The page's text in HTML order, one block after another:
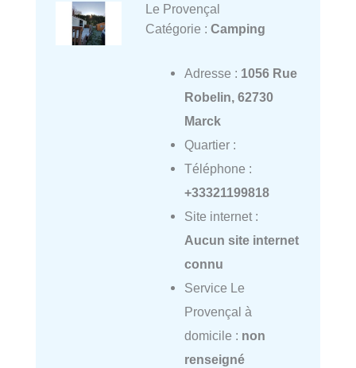
Le Provençal
Catégorie : Camping
Adresse : 1056 Rue
Robelin, 62730
Marck
Quartier :
Téléphone :
+33321199818
Site internet :
Aucun site internet
connu
Service Le
Provençal à
domicile : non
renseigné